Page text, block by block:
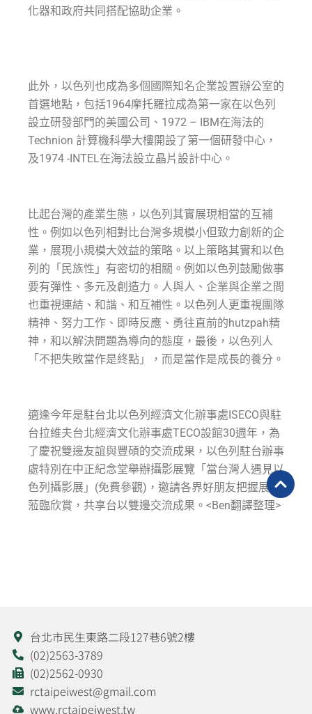
化器和政府共同搭配協助企業。
此外，以色列也成為多個國際知名企業設置辦公室的
首選地點，包括1964摩托羅拉成為第一家在以色列
設立研發部門的美國公司、1972 – IBM在海法的
Technion 計算機科學大樓開設了第一個研發中心，
及1974 -INTEL在海法設立晶片設計中心。
比起台灣的產業生態，以色列其實展現相當的互補
性。例如以色列相對比台灣多規模小但致力創新的企
業，展現小規模大效益的策略。以上策略其實和以色
列的「民族性」有密切的相關。例如以色列鼓勵做事
要有彈性、多元及創造力。人與人、企業與企業之間
也重視連結、和諧、和互補性。以色列人更重視團隊
精神、努力工作、即時反應、勇往直前的hutzpah精
神，和以解決問題為導向的態度，最後，以色列人
「不把失敗當作是終點」，而是當作是成長的養分。
適逢今年是駐台北以色列經濟文化辦事處ISECO與駐
台拉維夫台北經濟文化辦事處TECO設館30週年，為
了慶祝雙邊友誼與豐碩的交流成果，以色列駐台辦事
處特別在中正紀念堂舉辦攝影展覽「當台灣人遇見以
色列攝影展」(免費參觀)，邀請各界好朋友把握展期
蒞臨欣賞，共享台以雙邊交流成果。<Ben翻譯整理>
台北市民生東路二段127巷6號2樓
(02)2563-3789
(02)2562-0930
rctaipeiwest@gmail.com
www.rctaipeiwest.tw